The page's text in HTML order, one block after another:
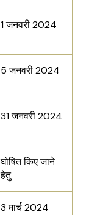
1 जनवरी 2024
5 जनवरी 2024
31 जनवरी 2024
घोषित किए जाने
हेतु
3 मार्च 2024